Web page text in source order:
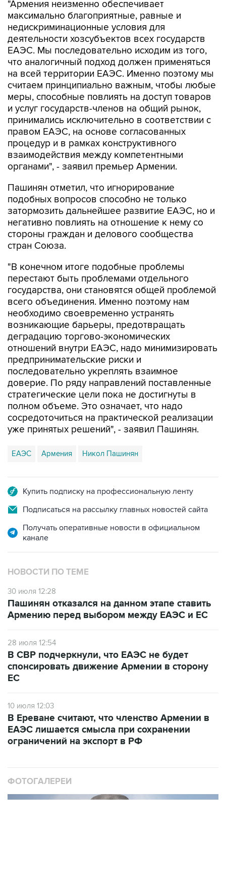
недискриминационные условия для
деятельности хозсубъектов всех государств
ЕАЭС. Мы последовательно исходим из того,
что аналогичный подход должен применяться
на всей территории ЕАЭС. Именно поэтому мы
считаем принципиально важным, чтобы любые
меры, способные повлиять на доступ товаров
и услуг государств-членов на общий рынок,
принимались исключительно в соответствии с
правом ЕАЭС, на основе согласованных
процедур и в рамках конструктивного
взаимодействия между компетентными
органами", - заявил премьер Армении.
Пашинян отметил, что игнорирование
затормозить дальнейшее развитие ЕАЭС, но и
негативно повлиять на отношение к нему со
стороны граждан и делового сообщества
стран Союза.
"В конечном итоге подобные проблемы
государства, они становятся общей проблемой
всего объединения. Именно поэтому нам
необходимо своевременно устранять
возникающие барьеры, предотвращать
деградацию торгово-экономических
отношений внутри ЕАЭС, надо минимизировать
предпринимательские риски и
последовательно укреплять взаимное
доверие. По ряду направлений поставленные
стратегические цели пока не достигнуты в
полном объеме. Это означает, что надо
сосредоточиться на практической реализации
уже принятых решений", - заявил Пашинян.
ЕАЭС Армения Никол Пашинян
Подписаться на рассылку главных новостей сайта
Получать оперативные новости в официальном
НОВОСТИ ПО ТЕМЕ
30 июля 12:28
Армению перед выбором между ЕАЭС и ЕС
28 июля 12:54
спонсировать движение Армении в сторону
ЕС
ЕАЭС лишается смысла при сохранении
ограничений на экспорт в РФ